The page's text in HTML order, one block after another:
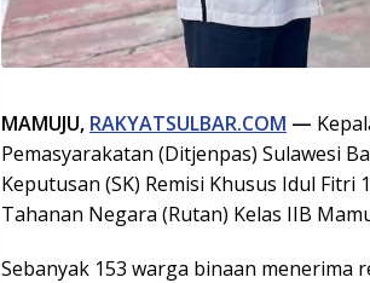
MAMUJU, RAKYATSULBAR.COM —
Pemasyarakatan (Ditjenpas) Sulawesi
Keputusan (SK) Remisi Khusus Idul
Tahanan Negara (Rutan) Kelas IIB
Sebanyak 153 warga binaan menerima